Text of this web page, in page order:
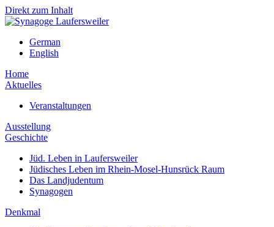
Direkt zum Inhalt
German
English
Home
Aktuelles
Veranstaltungen
Ausstellung
Geschichte
Jüd. Leben in Laufersweiler
Jüdisches Leben im Rhein-Mosel-Hunsrück Raum
Das Landjudentum
Synagogen
Denkmal